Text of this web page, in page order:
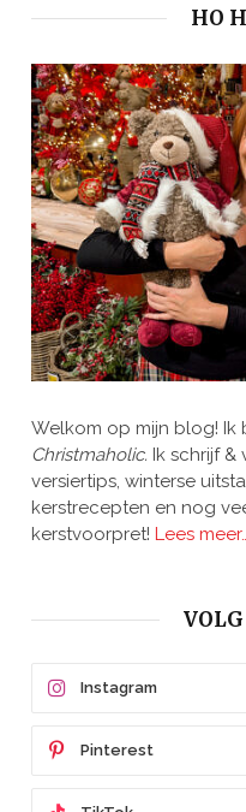
HO
Welkom op mijn blog! Ik
Christmaholic. Ik schrijf
versiertips, winterse
kerstrecepten en nog
kerstvoorpret! Lees
Instagram
Pinterest